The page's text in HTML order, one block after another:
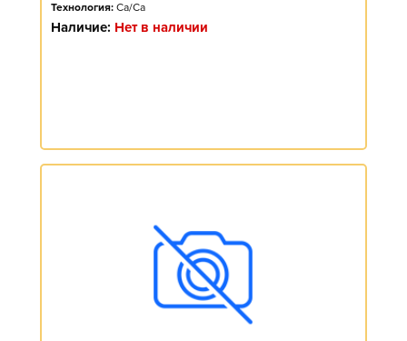
Технология: Ca/Ca
Наличие: Нет в наличии